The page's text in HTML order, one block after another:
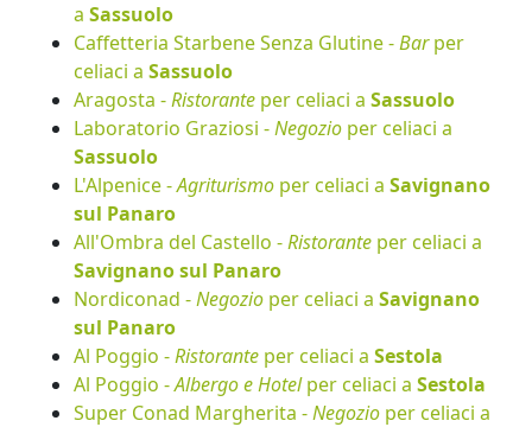
a Sassuolo
Caffetteria Starbene Senza Glutine -Barper
celiaci a Sassuolo
Aragosta -Ristorante per celiaci a Sassuolo
Laboratorio Graziosi -Negozio per celiaci a
Sassuolo
L'Alpenice -Agriturismo per celiaci a Savignano
sul Panaro
All'Ombra del Castello -Ristorante per celiaci a
Savignano sul Panaro
Nordiconad -Negozio per celiaci a Savignano
sul Panaro
Al Poggio -Ristorante per celiaci a Sestola
Al Poggio -Albergo e Hotelper celiaci a Sestola
Super Conad Margherita -Negozio per celiaci a